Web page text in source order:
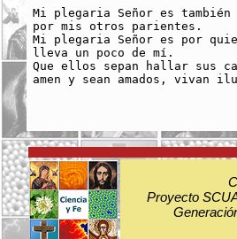
Mi plegaria Señor es también
por mis otros parientes.
Mi plegaria Señor es por
lleva un poco de mí.
Que ellos sepan hallar sus
amen y sean amados, vivan
Proyecto